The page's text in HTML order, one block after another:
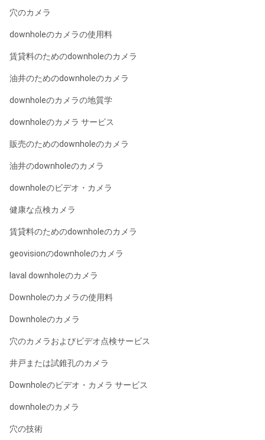
穴のカメラ
downholeのカメラの使用料
賃貸料のためのdownholeのカメラ
油井のためのdownholeのカメラ
downholeのカメラの地質学
downholeのカメラ サービス
販売のためのdownholeのカメラ
油井のdownholeのカメラ
downholeのビデオ・カメラ
健康な点検カメラ
賃貸料のためのdownholeのカメラ
geovisionのdownholeのカメラ
laval downholeのカメラ
Downholeのカメラの使用料
Downholeのカメラ
穴のカメラおよびビデオ点検サービス
井戸または試錐孔のカメラ
Downholeのビデオ・カメラ サービス
downholeのカメラ
穴の技術